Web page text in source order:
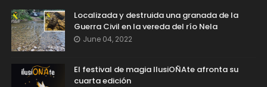
Localizada y destruida una granada de la
Guerra Civil en la vereda del río Nela
June 04, 2022
El festival de magia IlusiOÑAte afronta su
cuarta edición